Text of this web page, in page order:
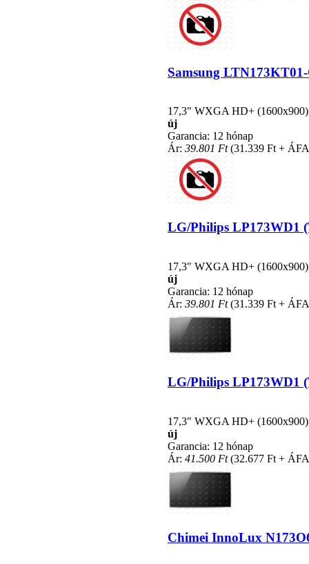
Samsung
17,3" WXGA HD+
új
Garancia: 12 hónap
Ár: 39.801 Ft(31.339 Ft +
LG/Philips LP173WD1
17,3" WXGA HD+
új
Garancia: 12 hónap
Ár: 39.801 Ft(31.339 Ft +
LG/Philips LP173WD1
17,3" WXGA HD+
új
Garancia: 12 hónap
Ár: 41.500 Ft(32.677 Ft +
Chimei InnoLux